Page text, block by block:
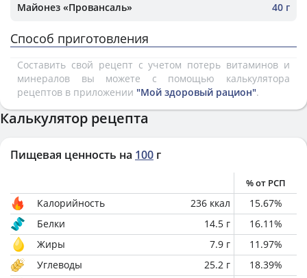
Майонез «Провансаль» 40 г
Способ приготовления
Составить свой рецепт с учетом потерь витаминов и
минералов вы можете с помощью калькулятора
рецептов в приложении "Мой здоровый рацион".
Калькулятор рецепта
Пищевая ценность на 100 г
% от РСП
Калорийность 236 ккал 15.67%
Белки
14.5 г 16.11%
Жиры
7.9 г 11.97%
Углеводы
25.2 г 18.39%